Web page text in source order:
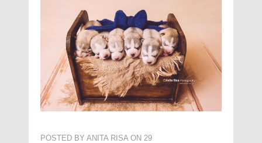
POSTED BY ANITA RISA ON 29